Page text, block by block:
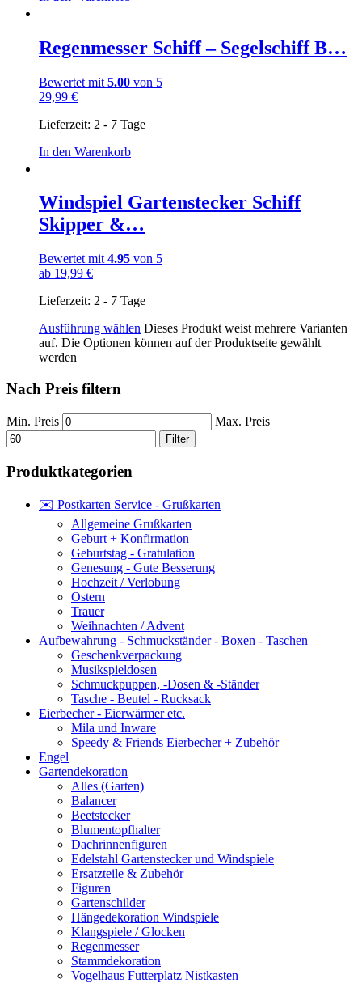
Regenmesser Schiff – Segelschiff B…
Bewertet mit 5.00 von 5
29,99 €
Lieferzeit: 2 - 7 Tage
In den Warenkorb
Windspiel Gartenstecker Schiff
Skipper &…
Bewertet mit 4.95 von 5
ab 19,99 €
Lieferzeit: 2 - 7 Tage
Ausführung wählen Dieses Produkt weist mehrere Varianten
auf. Die Optionen können auf der Produktseite gewählt
werden
Nach Preis filtern
Min. Preis Max. Preis
Filter
Produktkategorien
✉️ Postkarten Service - Grußkarten
Allgemeine Grußkarten
Geburt + Konfirmation
Geburtstag - Gratulation
Genesung - Gute Besserung
Hochzeit / Verlobung
Ostern
Trauer
Weihnachten / Advent
Aufbewahrung - Schmuckständer - Boxen - Taschen
Geschenkverpackung
Musikspieldosen
Schmuckpuppen, -Dosen & -Ständer
Tasche - Beutel - Rucksack
Eierbecher - Eierwärmer etc.
Mila und Inware
Speedy & Friends Eierbecher + Zubehör
Engel
Gartendekoration
Alles (Garten)
Balancer
Beetstecker
Blumentopfhalter
Dachrinnenfiguren
Edelstahl Gartenstecker und Windspiele
Ersatzteile & Zubehör
Figuren
Gartenschilder
Hängedekoration Windspiele
Klangspiele / Glocken
Regenmesser
Stammdekoration
Vogelhaus Futterplatz Nistkasten